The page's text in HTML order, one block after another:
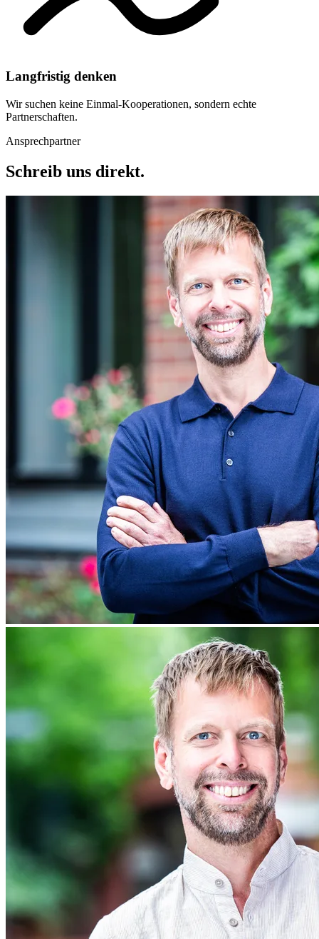
Langfristig denken
Wir suchen keine Einmal-Kooperationen, sondern echte
Partnerschaften.
Ansprechpartner
Schreib uns direkt.